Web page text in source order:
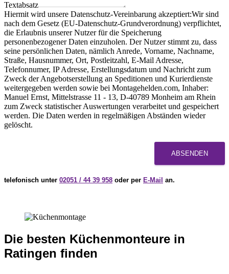
Textabsatz
Hiermit wird unsere Datenschutz-Vereinbarung akzeptiert:Wir sind
nach dem Gesetz (EU-Datenschutz-Grundverordnung) verpflichtet,
die Erlaubnis unserer Nutzer für die Speicherung
personenbezogener Daten einzuholen. Der Nutzer stimmt zu, dass
seine persönlichen Daten, nämlich Anrede, Vorname, Nachname,
Straße, Hausnummer, Ort, Postleitzahl, E-Mail Adresse,
Telefonnumer, IP Adresse, Erstellungsdatum und Nachricht zum
Zweck der Angebotserstellung an Speditionen und Kurierdienste
weitergegeben werden sowie bei Montagehelden.com, Inhaber:
Manuel Ernst, Mittelstrasse 11 - 13, D-40789 Monheim am Rhein
zum Zweck statistischer Auswertungen verarbeitet und gespeichert
werden. Die Daten werden in regelmäßigen Abständen wieder
gelöscht.
ABSENDEN
telefonisch unter 02051 / 44 39 958 oder per E-Mail an.
Die besten Küchenmonteure in
Ratingen finden